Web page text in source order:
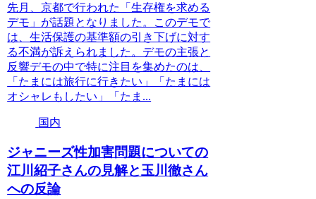
先月、京都で行われた「生存権を求める
デモ」が話題となりました。このデモで
は、生活保護の基準額の引き下げに対す
る不満が訴えられました。デモの主張と
反響デモの中で特に注目を集めたのは、
「たまには旅行に行きたい」「たまには
オシャレもしたい」「たま...
国内
ジャニーズ性加害問題についての
江川紹子さんの見解と玉川徹さん
への反論